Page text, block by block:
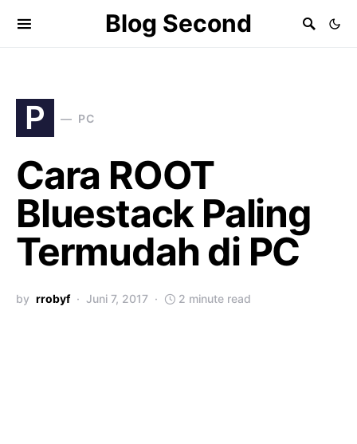
Blog Second
P PC
Cara ROOT
Bluestack Paling
Termudah di PC
by rrobyf Juni 7, 2017 2 minute read